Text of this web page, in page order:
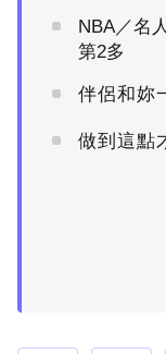
NBA／名
第2多
伴侶和妳
做到這點